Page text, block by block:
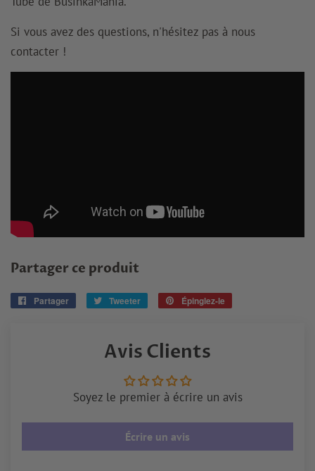
Si vous avez des questions, n'hésitez pas à nous
contacter !
Partager ce produit
Partager
Partager Tweeter
Tweeter
Épinglez-le
Avis Clients
Soyez le premier à écrire un avis
Écrire un avis